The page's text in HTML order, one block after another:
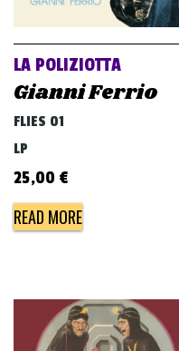
LA POLIZIOTTA
Gianni Ferrio
FLIES 01
LP
25,00 €
READ MORE